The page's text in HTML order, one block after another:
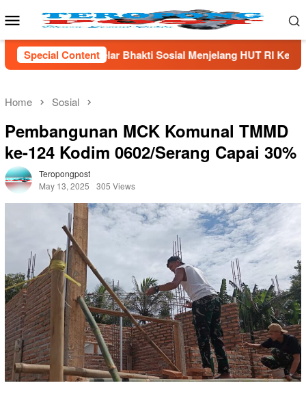
to
Mobile
Menu
Special Content
Sosial Menjelang HUT Rl Ke- 81 Di Lampung Selatan
Home Sosial
Pembangunan MCK Komunal TMMD
ke-124 Kodim 0602/Serang Capai 30%
Teropongpost
May 13, 2025
305 Views